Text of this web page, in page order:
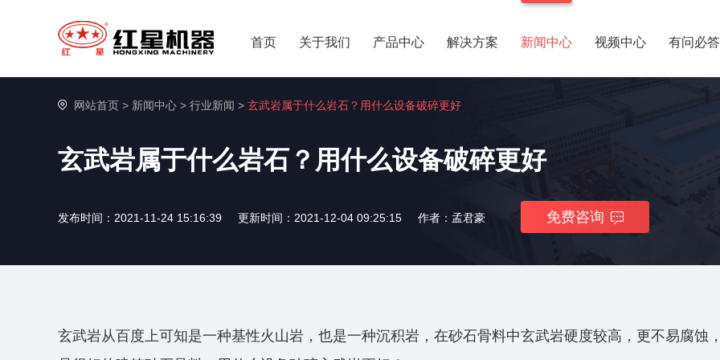
首页 关于我们 产品中心 解决方案 新闻中心 视频中心 有问必答
网站首页 > 新闻中心 > 行业新闻 > 玄武岩属于什么岩石？用什么设备破碎更好
玄武岩属于什么岩石？用什么设备破碎更好
发布时间：2021-11-24 15:16:39 更新时间：2021-12-04 09:25:15 作者：孟君豪 免费咨询
玄武岩从百度上可知是一种基性火山岩，也是一种沉积岩，在砂石骨料中玄武岩硬度较高，更不易腐蚀